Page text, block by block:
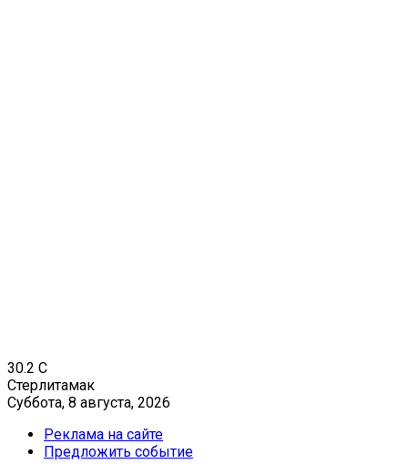
30.2 C
Стерлитамак
Суббота, 8 августа, 2026
Реклама на сайте
Предложить событие